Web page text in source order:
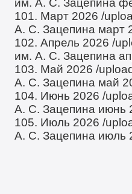
101. Март 2026/
А. С. Зацепина март
102. Апрель 2026/
им. А. С. Зацепина
103. Май 2026/
А. С. Зацепина май
104. Июнь 2026/
А. С. Зацепина июнь
105. Июль 2026/
А. С. Зацепина июль